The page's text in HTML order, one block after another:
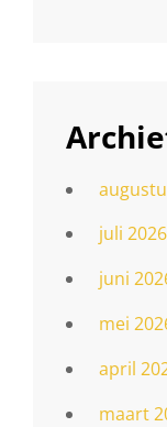
juli 2026
juni
mei
april
maart